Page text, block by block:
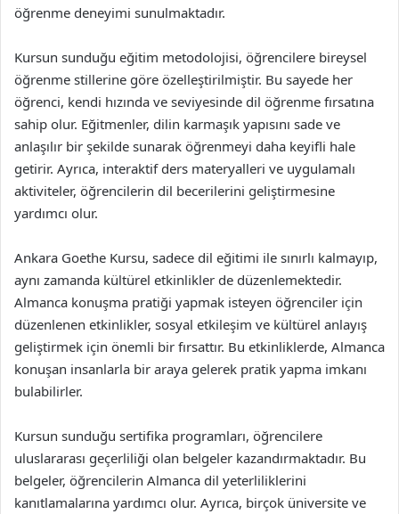
öğrenme deneyimi sunulmaktadır.
Kursun sunduğu eğitim metodolojisi, öğrencilere bireysel
öğrenme stillerine göre özelleştirilmiştir. Bu sayede her
öğrenci, kendi hızında ve seviyesinde dil öğrenme fırsatına
sahip olur. Eğitmenler, dilin karmaşık yapısını sade ve
anlaşılır bir şekilde sunarak öğrenmeyi daha keyifli hale
getirir. Ayrıca, interaktif ders materyalleri ve uygulamalı
aktiviteler, öğrencilerin dil becerilerini geliştirmesine
yardımcı olur.
Ankara Goethe Kursu, sadece dil eğitimi ile sınırlı kalmayıp,
aynı zamanda kültürel etkinlikler de düzenlemektedir.
Almanca konuşma pratiği yapmak isteyen öğrenciler için
düzenlenen etkinlikler, sosyal etkileşim ve kültürel anlayış
geliştirmek için önemli bir fırsattır. Bu etkinliklerde, Almanca
konuşan insanlarla bir araya gelerek pratik yapma imkanı
bulabilirler.
Kursun sunduğu sertifika programları, öğrencilere
uluslararası geçerliliği olan belgeler kazandırmaktadır. Bu
belgeler, öğrencilerin Almanca dil yeterliliklerini
kanıtlamalarına yardımcı olur. Ayrıca, birçok üniversite ve